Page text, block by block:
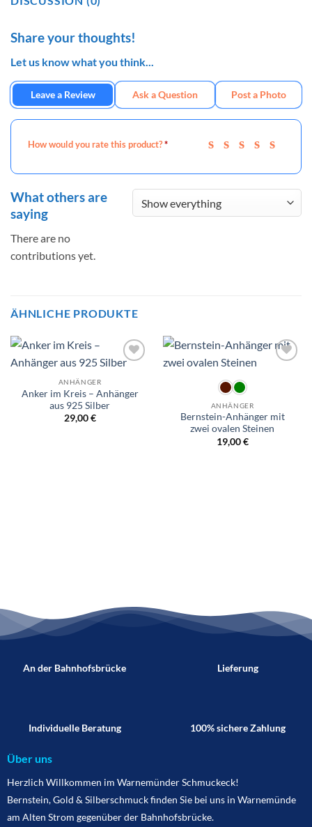
Share your thoughts!
Let us know what you think...
Leave a Review Ask a Question Post a Photo
How would you rate this product?*
What others are
saying
There are no
contributions yet.
ÄHNLICHE PRODUKTE
Wunschliste
ANHÄNGER
Anker im Kreis – Anhänger
aus 925 Silber
29,00€
Wunschliste
ANHÄNGER
Bernstein-Anhänger mit
zwei ovalen Steinen
19,00€
An der Bahnhofsbrücke Lieferung
Individuelle Beratung 100% sichere Zahlung
Über uns
Herzlich Willkommen im Warnemünder Schmuckeck!
Bernstein, Gold & Silberschmuck finden Sie bei uns in Warnemünde
am Alten Strom gegenüber der Bahnhofsbrücke.